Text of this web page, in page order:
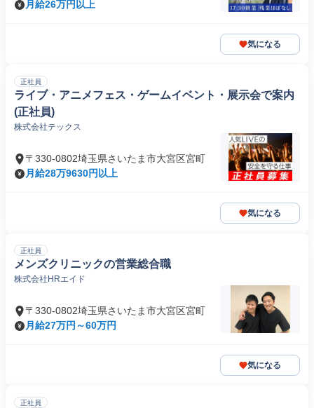
月給26万円以上
気になる
正社員
ライブ・アニメフェス・ゲームイベント・展示会で案内
(正社員)
株式会社テックス
〒330-0802埼玉県さいたま市大宮区宮町
月給28万9630円以上
気になる
正社員
メンズクリニックの営業総合職
株式会社HRエイド
〒330-0802埼玉県さいたま市大宮区宮町
月給27万円～60万円
気になる
正社員